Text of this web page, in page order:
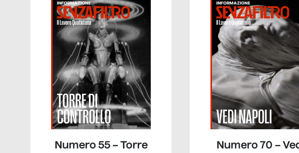
Numero 55 – Torre
Numero 70 –